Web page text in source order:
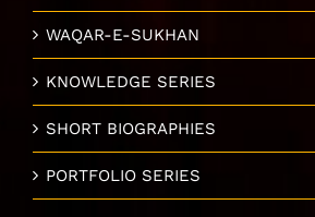
WAQAR-E-SUKHAN
KNOWLEDGE SERIES
SHORT BIOGRAPHIES
PORTFOLIO SERIES